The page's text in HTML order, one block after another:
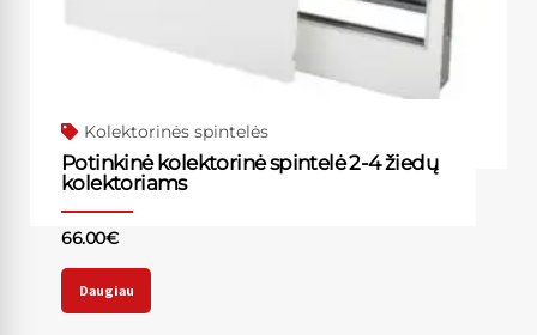
Kolektorinės spintelės
Potinkinė kolektorinė spintelė 2-4 žiedų
kolektoriams
66.00€
Daugiau